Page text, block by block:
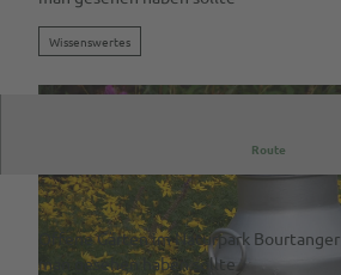
Wissenswertes
Route
Offene Gärten im Naturpark Bourtanger
man gesehen haben sollte